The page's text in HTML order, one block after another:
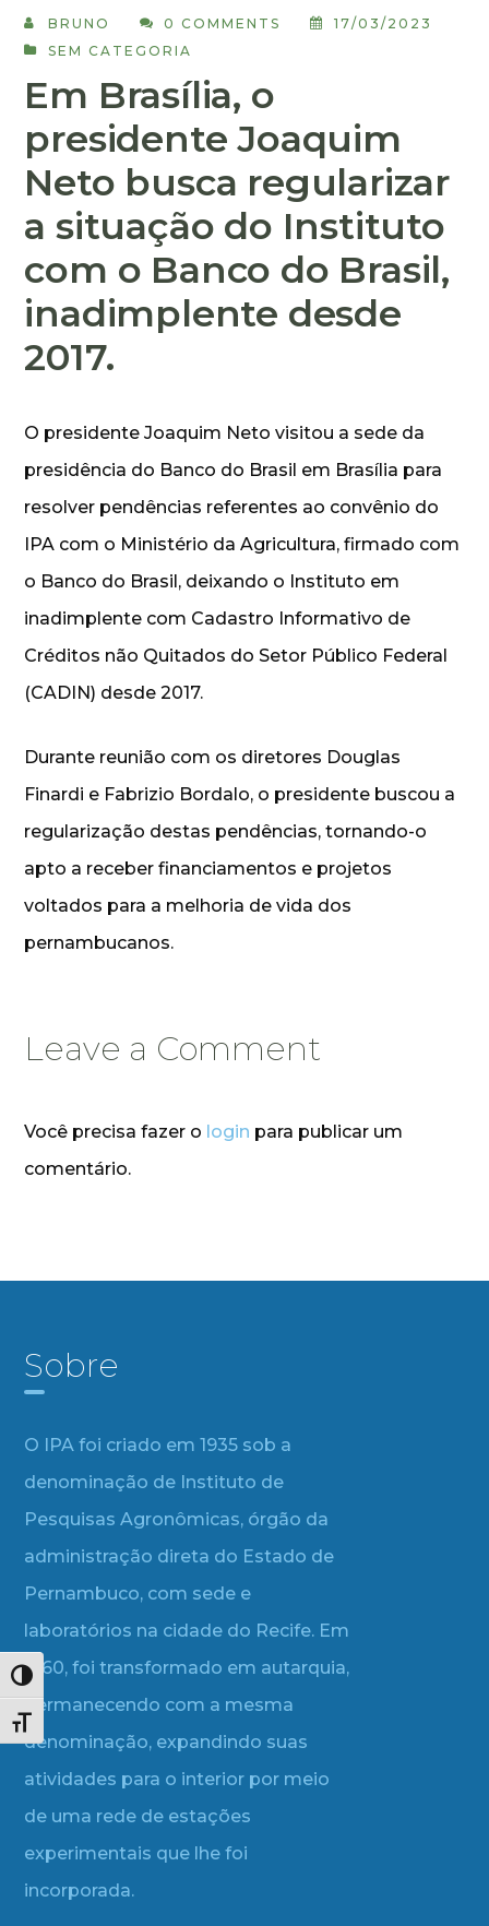
Alternar alto contraste
Alternar tamanho da fonte
BRUNO 0 COMMENTS
17/03/2023
SEM CATEGORIA
Em Brasília, o
presidente Joaquim
Neto busca regularizar
a situação do Instituto
com o Banco do Brasil,
inadimplente desde
2017.
O presidente Joaquim Neto visitou a sede da
presidência do Banco do Brasil em Brasília para
resolver pendências referentes ao convênio do
IPA com o Ministério da Agricultura, firmado com
o Banco do Brasil, deixando o Instituto em
inadimplente com Cadastro Informativo de
Créditos não Quitados do Setor Público Federal
(CADIN) desde 2017.
Durante reunião com os diretores Douglas
Finardi e Fabrizio Bordalo, o presidente buscou a
regularização destas pendências, tornando-o
apto a receber financiamentos e projetos
voltados para a melhoria de vida dos
pernambucanos.
Leave a Comment
Você precisa fazer o login para publicar um
comentário.
Sobre
O IPA foi criado em 1935 sob a
denominação de Instituto de
Pesquisas Agronômicas, órgão da
administração direta do Estado de
Pernambuco, com sede e
laboratórios na cidade do Recife. Em
1960, foi transformado em autarquia,
permanecendo com a mesma
denominação, expandindo suas
atividades para o interior por meio
de uma rede de estações
experimentais que lhe foi
incorporada.